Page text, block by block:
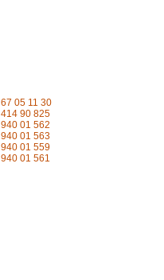
67 05 11 30
414 90 825
940 01 562
940 01 563
940 01 559
940 01 561